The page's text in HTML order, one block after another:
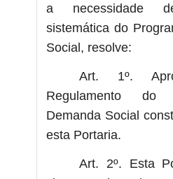
a necessidade
sistemática do
Social, resolve:
Art. 1º.
Regulamento do
Demanda Social
esta Portaria.
Art. 2º. Esta